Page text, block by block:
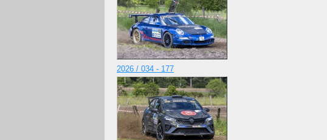
2026 / 034 - 177